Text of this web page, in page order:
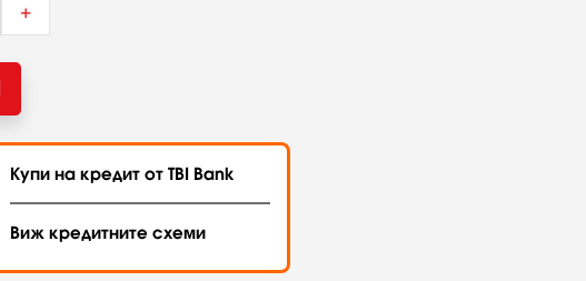
+
Купи на кредит от TBI Bank
Виж кредитните схеми